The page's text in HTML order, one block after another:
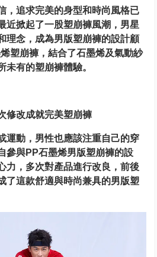
，追求完美的身型和時尚風格已
近掀起了一股塑崩褲風潮，男星
理念，成為男版塑崩褲的設計顧
塑崩褲，結合了石墨烯及氣動紗
未有的塑崩褲體驗。
改成就完美塑崩褲
運動，男性也應該注重自己的穿
參與PP石墨烯男版塑崩褲的設
力，多次對產品進行改良，前後
了這款舒適與時尚兼具的男版塑